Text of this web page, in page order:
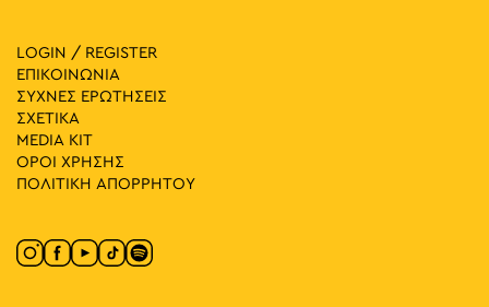
LOGIN / REGISTER
ΕΠΙΚΟΙΝΩΝΙΑ
ΣΥΧΝΕΣ ΕΡΩΤΗΣΕΙΣ
ΣΧΕΤΙΚΑ
MEDIA ΚIT
ΟΡΟΙ ΧΡΗΣΗΣ
ΠΟΛΙΤΙΚΗ ΑΠΟΡΡΗΤΟΥ